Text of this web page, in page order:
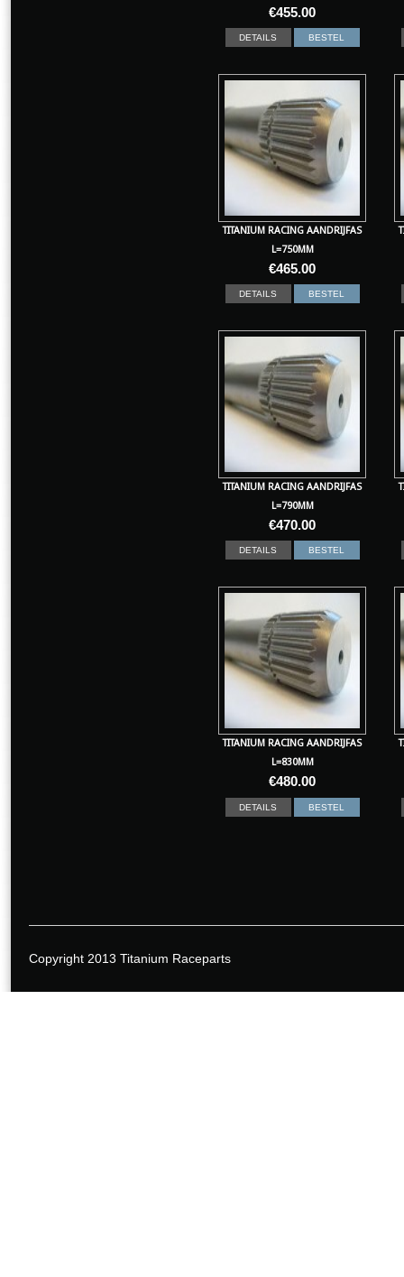
€455.00
DETAILS BESTEL
TITANIUM RACING AANDRIJFAS
L=750MM
€465.00
DETAILS BESTEL
TITANIUM RACING AANDRIJFAS
L=790MM
€470.00
DETAILS BESTEL
TITANIUM RACING AANDRIJFAS
L=830MM
€480.00
DETAILS BESTEL
Copyright 2013 Titanium Raceparts